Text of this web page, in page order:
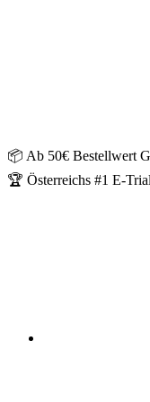
📦 Ab 50€ Bestellwert
🏆 Österreichs #1 E-